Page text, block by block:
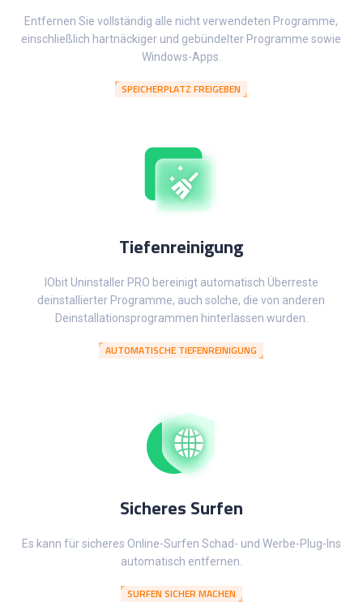
Entfernen Sie vollständig alle nicht verwendeten Programme,
einschließlich hartnäckiger und gebündelter Programme sowie
Windows-Apps.
SPEICHERPLATZ FREIGEBEN
Tiefenreinigung
IObit Uninstaller PRO bereinigt automatisch Überreste
deinstallierter Programme, auch solche, die von anderen
Deinstallationsprogrammen hinterlassen wurden.
AUTOMATISCHE TIEFENREINIGUNG
Sicheres Surfen
Es kann für sicheres Online-Surfen Schad- und Werbe-Plug-Ins
automatisch entfernen.
SURFEN SICHER MACHEN